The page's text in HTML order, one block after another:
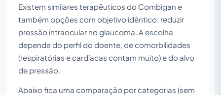
Existem similares terapêuticos do Combigan e
também opções com objetivo idêntico: reduzir
pressão intraocular no glaucoma. A escolha
depende do perfil do doente, de comorbilidades
(respiratórias e cardíacas contam muito) e do alvo
de pressão.
Abaixo fica uma comparação por categorias (sem